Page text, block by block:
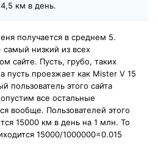
км в день.
получается в среднем 5.
низкий из всех
сайте. Пусть, грубо, таких
пусть проезжает как Mister V 15
пользователь этого сайта
все остальные
вообще. Пользователей этого
15000 км в день на 1 млн. То
15000/1000000=0.015